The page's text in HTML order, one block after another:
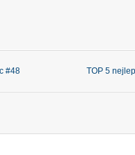
#48 TOP 5